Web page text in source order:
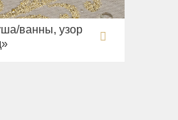
ванны, узор